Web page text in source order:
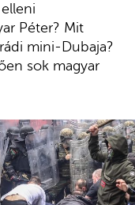
Péter? Mit
mini-Dubaja?
sok magyar